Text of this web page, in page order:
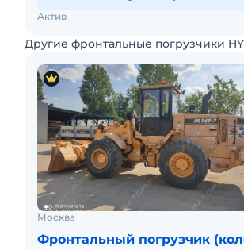
Актив
Другие фронтальные погрузчики
Москва
Фронтальный погрузчик